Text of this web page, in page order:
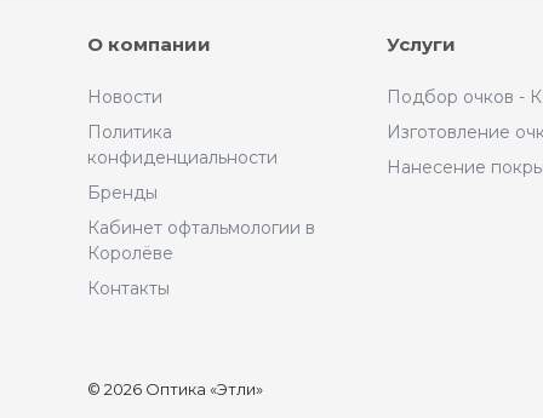
О компании
Новости
Политика
конфиденциальности
Бренды
Кабинет офтальмологии в
Королёве
Контакты
Услуги
Подбор очков -
Изготовление
Нанесение
© 2026 Оптика «Этли»